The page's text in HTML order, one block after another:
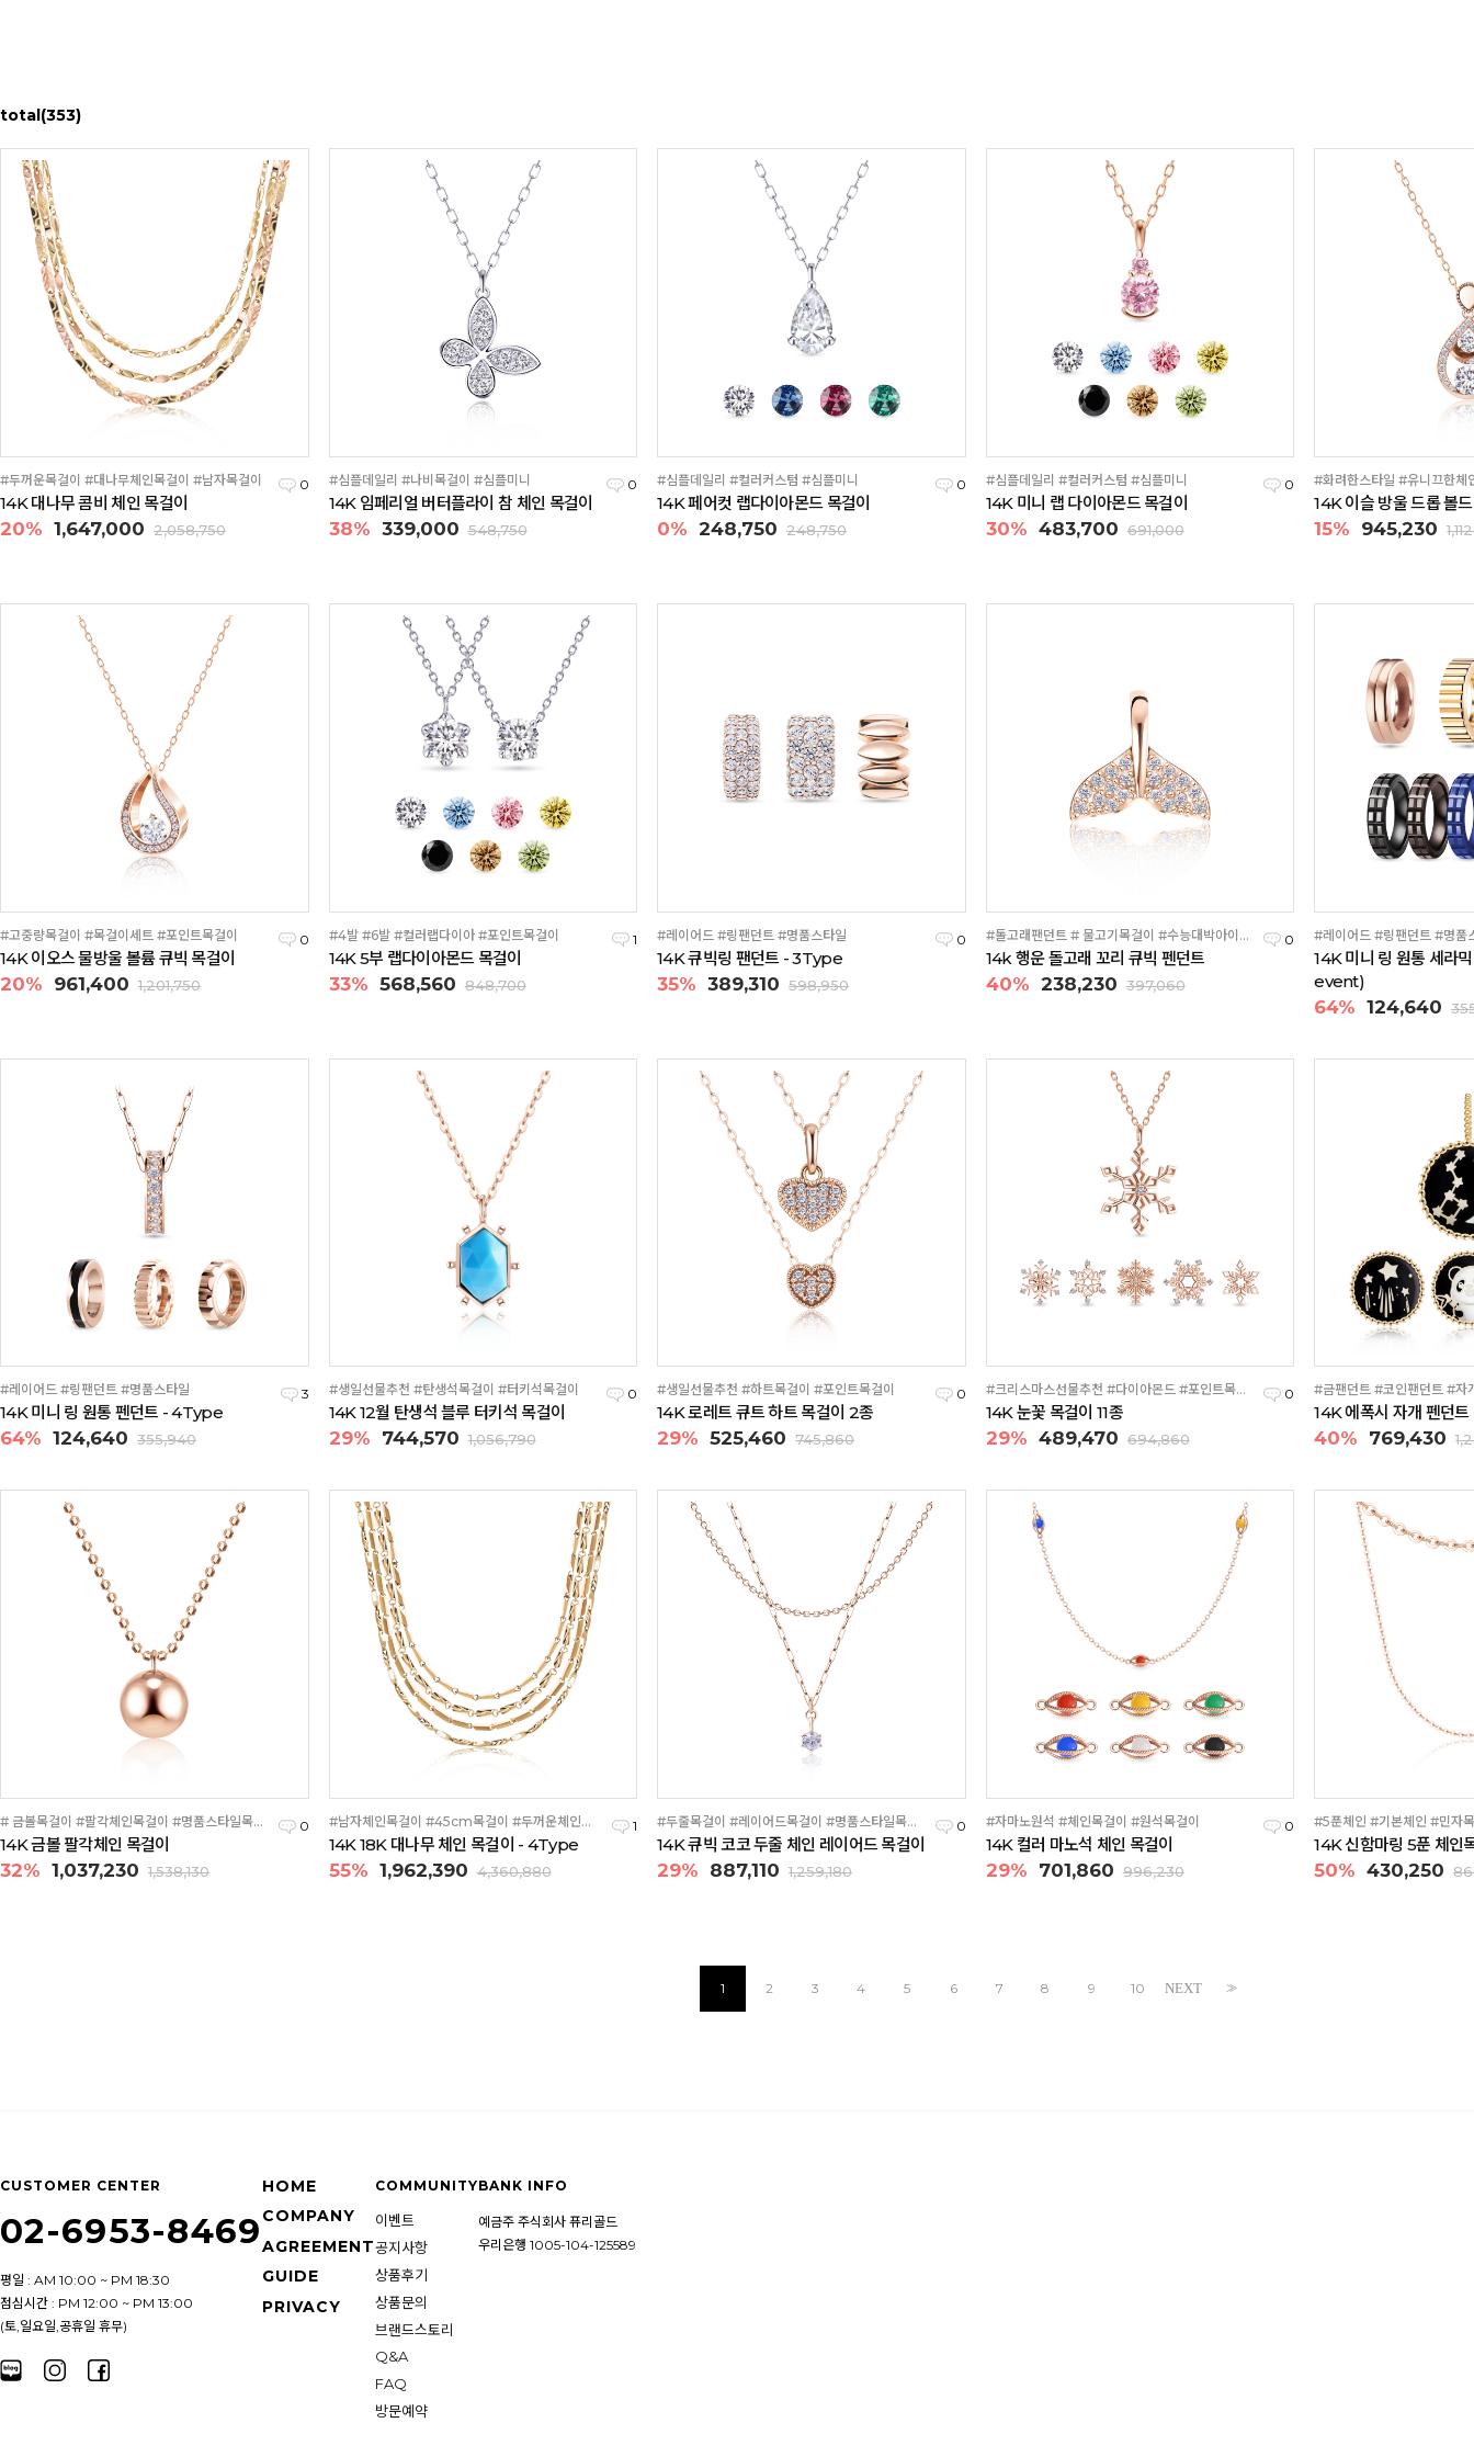
total(353)
0
#두꺼운목걸이 #대나무체인목걸이 #남자목걸이
14K 대나무 콤비 체인 목걸이
20% 1,647,000 2,058,750
0
#심플데일리 #나비목걸이 #심플미니
14K 임페리얼 버터플라이 참 체인 목걸이
38% 339,000 548,750
0
#심플데일리 #컬러커스텀 #심플미니
14K 페어컷 랩다이아몬드 목걸이
0% 248,750 248,750
0
#심플데일리 #컬러커스텀 #심플미니
14K 미니 랩 다이아몬드 목걸이
30% 483,700 691,000
#화려한스타일 #유니끄한체
14K 이슬 방울 드롭 볼
15% 945,230
0
#고중량목걸이 #목걸이세트 #포인트목걸이
14K 이오스 물방울 볼륨 큐빅 목걸이
20% 961,400 1,201,750
1
#4발 #6발 #컬러랩다이아 #포인트목걸이
14K 5부 랩다이아몬드 목걸이
33% 568,560 848,700
0
#레이어드 #링팬던트 #명품스타일
14K 큐빅링 팬던트 - 3Type
35% 389,310 598,950
0
#돌고래팬던트 # 물고기목걸이 #수능대박아이템
14k 행운 돌고래 꼬리 큐빅 펜던트
40% 238,230 397,060
#레이어드 #링팬던트 #명품
14K 미니 링 원통 세라
event)
64% 124,640
3
#레이어드 #링팬던트 #명품스타일
14K 미니 링 원통 펜던트 - 4Type
64% 124,640 355,940
0
#생일선물추천 #탄생석목걸이 #터키석목걸이
14K 12월 탄생석 블루 터키석 목걸이
29% 744,570 1,056,790
0
#생일선물추천 #하트목걸이 #포인트목걸이
14K 로레트 큐트 하트 목걸이 2종
29% 525,460 745,860
0
#크리스마스선물추천 #다이아몬드 #포인트목걸이
14K 눈꽃 목걸이 11종
29% 489,470 694,860
#금팬던트 #코인팬던트 #자
14K 에폭시 자개 펜던
40% 769,430
0
# 금볼목걸이 #팔각체인목걸이 #명품스타일목걸이
14K 금볼 팔각체인 목걸이
32% 1,037,230 1,538,130
1
#남자체인목걸이 #45cm목걸이 #두꺼운체인목걸이
14K 18K 대나무 체인 목걸이 - 4Type
55% 1,962,390 4,360,880
0
#두줄목걸이 #레이어드목걸이 #명품스타일목걸이
14K 큐빅 코코 두줄 체인 레이어드 목걸이
29% 887,110 1,259,180
0
#자마노원석 #체인목걸이 #원석목걸이
14K 컬러 마노석 체인 목걸이
29% 701,860 996,230
#5푼체인 #기본체인 #민자
14K 신함마링 5푼 체인
50% 430,250
1 2 3 4 5 6 7 8 9 10 NEXT >>
CUSTOMER CENTER
02-6953-8469
평일 : AM 10:00 ~ PM 18:30
점심시간 : PM 12:00 ~ PM 13:00
(토,일요일,공휴일 휴무)
HOME
COMPANY
AGREEMENT
GUIDE
PRIVACY
COMMUNITY
이벤트
공지사항
상품후기
상품문의
브랜드스토리
Q&A
FAQ
방문예약
BANK INFO
예금주 주식회사 퓨리골드
우리은행 1005-104-125589